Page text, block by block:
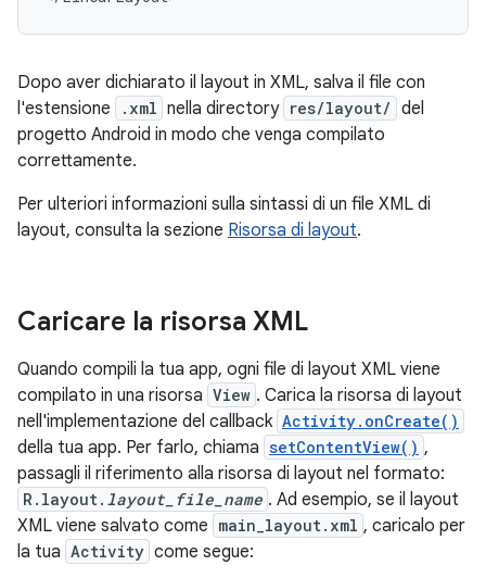
Dopo aver dichiarato il layout in XML, salva il file con
l'estensione
.xml nella directory res/layout/ del
progetto Android in modo che venga compilato
correttamente.
Per ulteriori informazioni sulla sintassi di un file XML di
layout, consulta la sezione Risorsa di layout.
Caricare la risorsa XML
Quando compili la tua app, ogni file di layout XML viene
compilato in una risorsa View . Carica la risorsa di layout
nell'implementazione del callback Activity.onCreate()
della tua app. Per farlo, chiama setContentView() ,
passagli il riferimento alla risorsa di layout nel formato:
R.layout. layout_file_name . Ad esempio, se il layout
XML viene salvato come main_layout.xml , caricalo per
la tua Activity come segue: